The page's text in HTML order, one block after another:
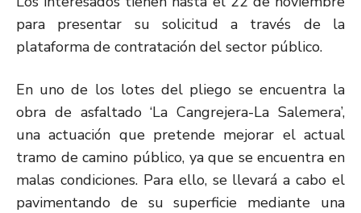
para presentar su solicitud a través de la
plataforma de contratación del sector público.
En uno de los lotes del pliego se encuentra la
obra de asfaltado ‘La Cangrejera-La Salemera’,
una actuación que pretende mejorar el actual
tramo de camino público, ya que se encuentra en
malas condiciones. Para ello, se llevará a cabo el
pavimentando de su superficie mediante una